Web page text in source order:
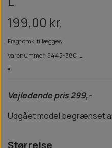
199,00 kr.
Fragt omk. tillægges
Varenummer: 5445-380-L
Vejledende pris 299,-
Udgået model begrænset